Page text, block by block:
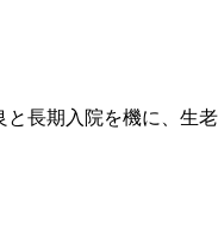
長期入院を機に、生